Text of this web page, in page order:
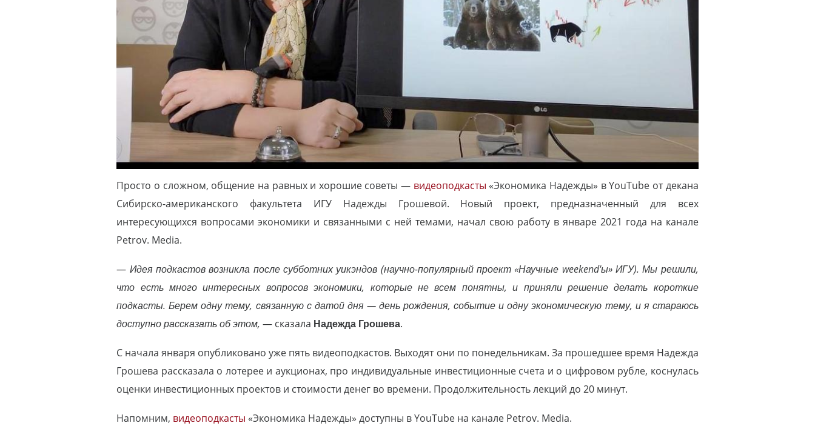
Просто о сложном, общение на равных и хорошие советы — видеоподкасты «Экономика Надежды» в YouTube от декана
Сибирско-американского факультета ИГУ Надежды Грошевой. Новый проект, предназначенный для всех
интересующихся вопросами экономики и связанными с ней темами, начал свою работу в январе 2021 года на канале
Petrov. Media.
— Идея подкастов возникла после субботних уикэндов (научно-популярный проект «Научные weekend'ы» ИГУ). Мы решили,
что есть много интересных вопросов экономики, которые не всем понятны, и приняли решение делать короткие
подкасты. Берем одну тему, связанную с датой дня — день рождения, событие и одну экономическую тему, и я стараюсь
доступно рассказать об этом, — сказала Надежда Грошева.
С начала января опубликовано уже пять видеоподкастов. Выходят они по понедельникам. За прошедшее время Надежда
Грошева рассказала о лотерее и аукционах, про индивидуальные инвестиционные счета и о цифровом рубле, коснулась
оценки инвестиционных проектов и стоимости денег во времени. Продолжительность лекций до 20 минут.
Напомним, видеоподкасты «Экономика Надежды» доступны в YouTube на канале Petrov. Media.